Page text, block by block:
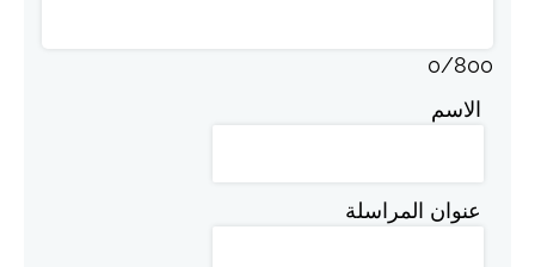
0/800
الاسم
عنوان المراسلة